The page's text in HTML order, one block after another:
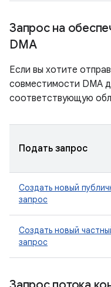
Запрос на
DMA
Если вы хотите
совместимости DMA
соответствующую
Подать запрос
Создать новый
запрос
Создать новый
запрос